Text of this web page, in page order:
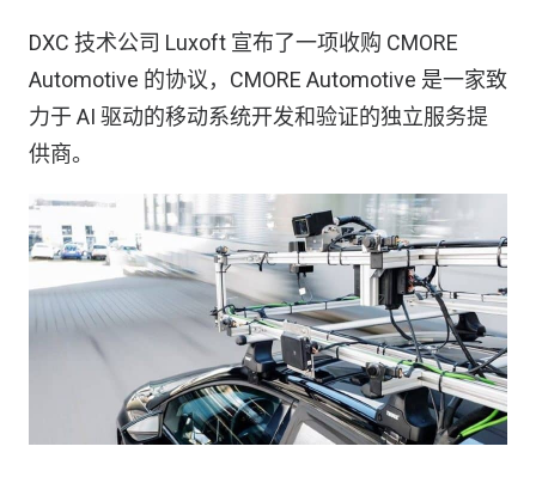
DXC 技术公司 Luxoft 宣布了一项收购 CMORE
Automotive 的协议，CMORE Automotive 是一家致
力于 AI 驱动的移动系统开发和验证的独立服务提
供商。